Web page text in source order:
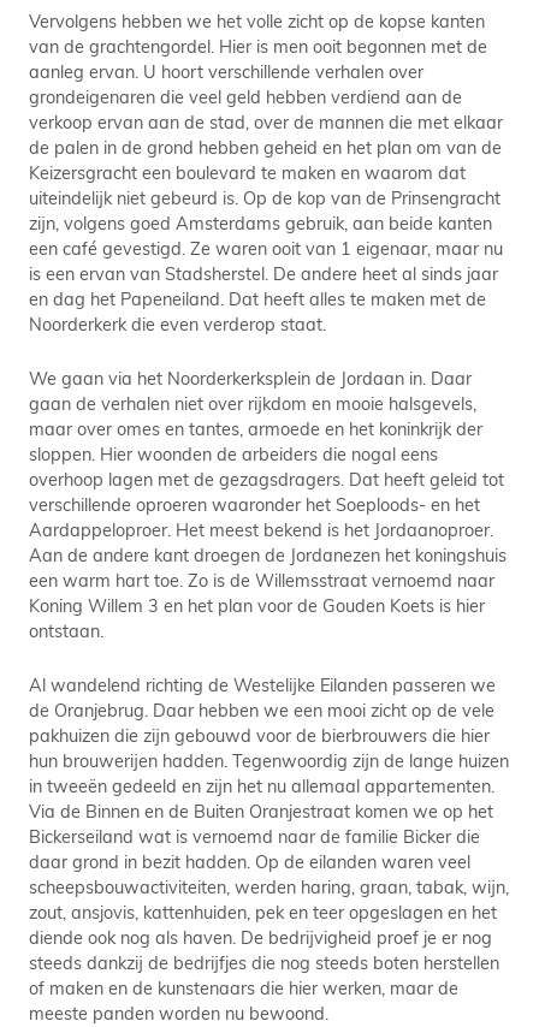
Vervolgens hebben we het volle zicht op de kopse kanten
van de grachtengordel. Hier is men ooit begonnen met de
aanleg ervan. U hoort verschillende verhalen over
grondeigenaren die veel geld hebben verdiend aan de
verkoop ervan aan de stad, over de mannen die met elkaar
de palen in de grond hebben geheid en het plan om van de
Keizersgracht een boulevard te maken en waarom dat
uiteindelijk niet gebeurd is. Op de kop van de Prinsengracht
zijn, volgens goed Amsterdams gebruik, aan beide kanten
een café gevestigd. Ze waren ooit van 1 eigenaar, maar nu
is een ervan van Stadsherstel. De andere heet al sinds jaar
en dag het Papeneiland. Dat heeft alles te maken met de
Noorderkerk die even verderop staat.
We gaan via het Noorderkerksplein de Jordaan in. Daar
gaan de verhalen niet over rijkdom en mooie halsgevels,
maar over omes en tantes, armoede en het koninkrijk der
sloppen. Hier woonden de arbeiders die nogal eens
overhoop lagen met de gezagsdragers. Dat heeft geleid tot
verschillende oproeren waaronder het Soeploods- en het
Aardappeloproer. Het meest bekend is het Jordaanoproer.
Aan de andere kant droegen de Jordanezen het koningshuis
een warm hart toe. Zo is de Willemsstraat vernoemd naar
Koning Willem 3 en het plan voor de Gouden Koets is hier
ontstaan.
Al wandelend richting de Westelijke Eilanden passeren we
de Oranjebrug. Daar hebben we een mooi zicht op de vele
pakhuizen die zijn gebouwd voor de bierbrouwers die hier
hun brouwerijen hadden. Tegenwoordig zijn de lange huizen
in tweeën gedeeld en zijn het nu allemaal appartementen.
Via de Binnen en de Buiten Oranjestraat komen we op het
Bickerseiland wat is vernoemd naar de familie Bicker die
daar grond in bezit hadden. Op de eilanden waren veel
scheepsbouwactiviteiten, werden haring, graan, tabak, wijn,
zout, ansjovis, kattenhuiden, pek en teer opgeslagen en het
diende ook nog als haven. De bedrijvigheid proef je er nog
steeds dankzij de bedrijfjes die nog steeds boten herstellen
of maken en de kunstenaars die hier werken, maar de
meeste panden worden nu bewoond.